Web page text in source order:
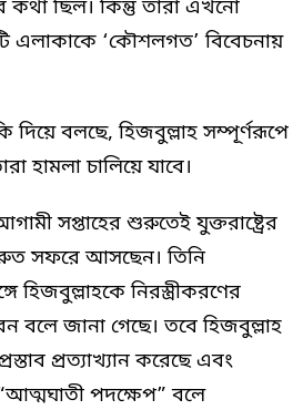
কথা ছিল। কিন্তু তারা এখনো
এলাকাকে ‘কৌশলগত’ বিবেচনায়
দিয়ে বলছে, হিজবুল্লাহ সম্পূর্ণরূপে
হামলা চালিয়ে যাবে।
সপ্তাহের শুরুতেই যুক্তরাষ্ট্রের
সফরে আসছেন। তিনি
হিজবুল্লাহকে নিরস্ত্রীকরণের
বলে জানা গেছে। তবে হিজবুল্লাহ
প্রত্যাখ্যান করেছে এবং
পদক্ষেপ” বলে